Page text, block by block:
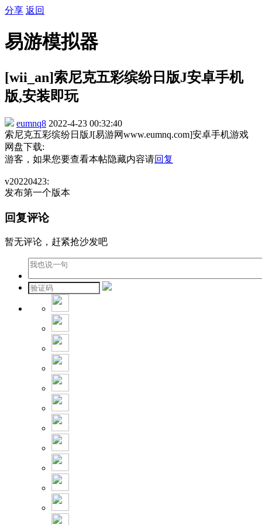
分享 返回
易游模拟器
[wii_an]索尼克五彩缤纷日版J安卓手机
版,安装即玩
eumnq8 2022-4-23 00:32:40
索尼克五彩缤纷日版J[易游网www.eumnq.com]安卓手机游戏
网盘下载:
游客，如果您要查看本帖隐藏内容请回复
v20220423:
发布第一个版本
回复评论
暂无评论，赶紧抢沙发吧